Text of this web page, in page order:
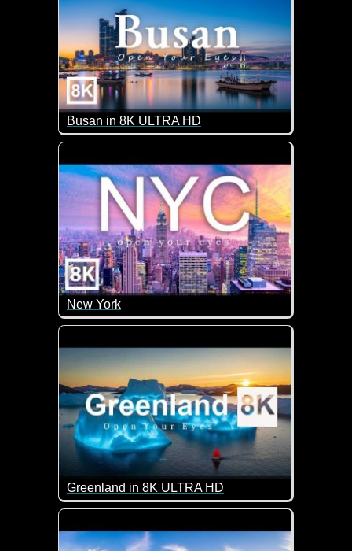
Busan in 8K ULTRA HD
Das südkoreanische Busan ist die zweitgrößte
New York
Mit einer weltbekannten Skyline und rund 8,4
Greenland in 8K ULTRA HD
Grönland ist eine riesige Insel zwischen dem